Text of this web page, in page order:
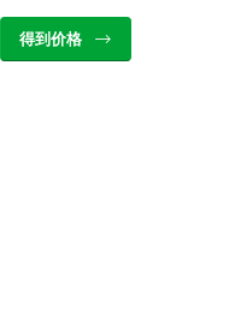
得到价格